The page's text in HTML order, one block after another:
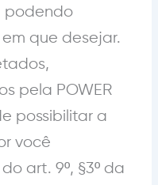
podendo
que desejar.
pela POWER
possibilitar a
você
art. 9º, §3º da